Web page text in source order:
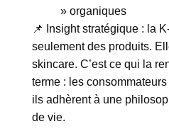
» organiques
📌 Insight stratégique : la
seulement des produits.
skincare. C’est ce qui la
terme : les
ils adhèrent à une
de vie.